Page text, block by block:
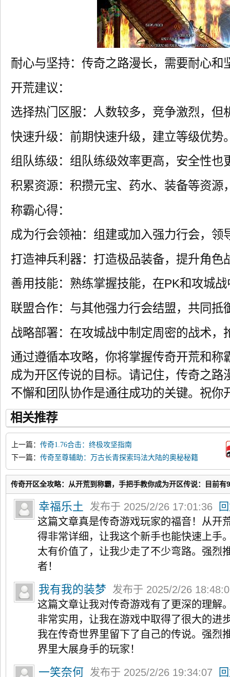
耐心与坚持：传奇之路漫长，需要耐心和
开荒建议：
选择热门区服：人数较多，竞争激烈，但
快速升级：前期快速升级，建立等级优势
组队练级：组队练级效率更高，安全性也
积累资源：积攒元宝、药水、装备等资源
称霸心得：
成为行会领袖：组建或加入强力行会，领
打造神兵利器：打造极品装备，提升角色
善用技能：熟练掌握技能，在PK和攻城
联盟合作：与其他强力行会结盟，共同抵
战略部署：在攻城战中制定周密的战术，
通过遵循本攻略，你将掌握传奇开荒和称
成为开区传说的目标。请记住，传奇之路
不懈和团队协作是通往成功的关键。祝你
相关推荐
上一篇： 传奇1.76合击：终极攻坚指南
下一篇： 传奇至尊辅助：万古长青探索玛法大陆的奥秘秘籍
传奇开区全攻略：从开荒到称霸，手把手教你成为开区传说：目前有
幸福乐土 发布于 2025/2/26 17:01:36
这篇文章真是传奇游戏玩家的福音！从开
得非常详细，让我这个新手也能快速上手
太有价值了，让我少走了不少弯路。强烈
者！
我有我的装梦
发布于 2025/2/26
这篇文章让我对传奇游戏有了更深的理解
非常实用，让我在游戏中取得了很大的进
我在传奇世界里留下了自己的传说。强烈
界里大展身手的玩家！
一笑奈何 发布于 2025/2/26 19:34:07